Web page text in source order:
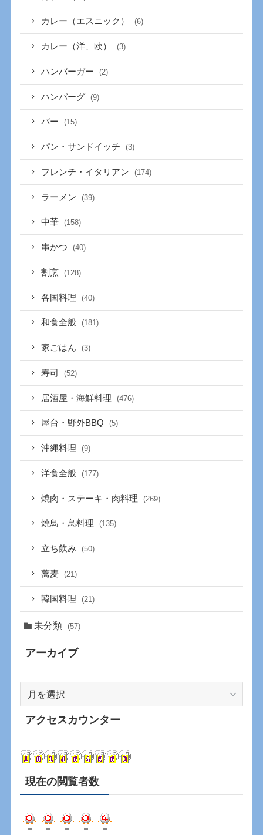
カレー（エスニック） (6)
カレー（洋、欧） (3)
ハンバーガー (2)
ハンバーグ (9)
バー (15)
パン・サンドイッチ (3)
フレンチ・イタリアン (174)
ラーメン (39)
中華 (158)
串かつ (40)
割烹 (128)
各国料理 (40)
和食全般 (181)
家ごはん (3)
寿司 (52)
居酒屋・海鮮料理 (476)
屋台・野外BBQ (5)
沖縄料理 (9)
洋食全般 (177)
焼肉・ステーキ・肉料理 (269)
焼鳥・鳥料理 (135)
立ち飲み (50)
蕎麦 (21)
韓国料理 (21)
未分類 (57)
アーカイブ
カ
イ
アクセスカウンター
現在の閲覧者数